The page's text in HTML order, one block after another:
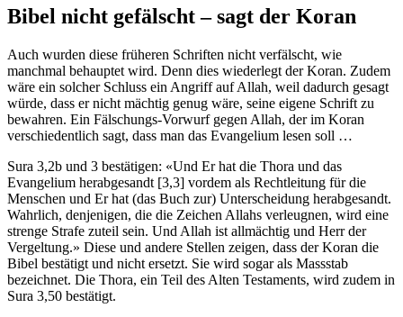
Bibel nicht gefälscht – sagt der Koran
Auch wurden diese früheren Schriften nicht verfälscht, wie
manchmal behauptet wird. Denn dies wiederlegt der Koran. Zudem
wäre ein solcher Schluss ein Angriff auf Allah, weil dadurch gesagt
würde, dass er nicht mächtig genug wäre, seine eigene Schrift zu
bewahren. Ein Fälschungs-Vorwurf gegen Allah, der im Koran
verschiedentlich sagt, dass man das Evangelium lesen soll …
Sura 3,2b und 3 bestätigen: «Und Er hat die Thora und das
Evangelium herabgesandt [3,3] vordem als Rechtleitung für die
Menschen und Er hat (das Buch zur) Unterscheidung herabgesandt.
Wahrlich, denjenigen, die die Zeichen Allahs verleugnen, wird eine
strenge Strafe zuteil sein. Und Allah ist allmächtig und Herr der
Vergeltung.» Diese und andere Stellen zeigen, dass der Koran die
Bibel bestätigt und nicht ersetzt. Sie wird sogar als Massstab
bezeichnet. Die Thora, ein Teil des Alten Testaments, wird zudem in
Sura 3,50 bestätigt.